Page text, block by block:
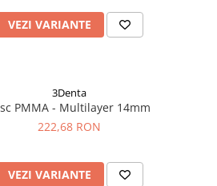
VEZI VARIANTE
3Denta
PMMA - Multilayer 14mm
222,68 RON
VEZI VARIANTE